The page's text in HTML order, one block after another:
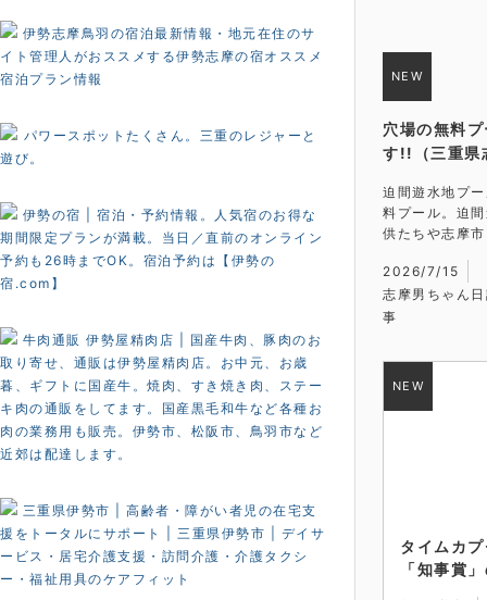
穴場の無料
す!!（三重県
迫間遊水地プ
料プール。迫
供たちや志摩
2026/7/15
志摩男ちゃん
事
タイムカ
「知事賞
伊勢志摩鳥羽の宿泊最新情報・地元在住のサ
イト管理人がおススメする伊勢志摩の宿オススメ
宿泊プラン情報
パワースポットたくさん。三重のレジャーと
遊び。
伊勢の宿 | 宿泊・予約情報。人気宿のお得な
期間限定プランが満載。当日／直前のオンライン
予約も26時までOK。宿泊予約は【伊勢の
宿.com】
牛肉通販 伊勢屋精肉店 | 国産牛肉、豚肉のお
取り寄せ、通販は伊勢屋精肉店。お中元、お歳
暮、ギフトに国産牛。焼肉、すき焼き肉、ステー
キ肉の通販をしてます。国産黒毛和牛など各種お
肉の業務用も販売。伊勢市、松阪市、鳥羽市など
近郊は配達します。
三重県伊勢市 | 高齢者・障がい者児の在宅支
援をトータルにサポート | 三重県伊勢市 | デイサ
ービス・居宅介護支援・訪問介護・介護タクシ
ー・福祉用具のケアフィット